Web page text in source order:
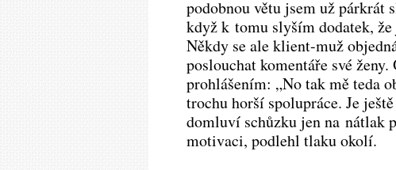
podobnou větu jsem už párkrát
když k tomu slyším dodatek,
Někdy se ale klient-muž
poslouchat komentáře své
prohlášením: „No tak mě teda
trochu horší spolupráce. Je
domluví schůzku jen na nátlak
motivaci, podlehl tlaku okolí.